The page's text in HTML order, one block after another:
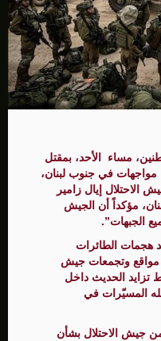
مساء الأحد، بمقتل
مواجهات في جنوب لبنان،
إيال زامير
مؤكداً أن الجيش
الجبهات”.
هجمات الطائرات
مواقع وتجمعات جيش
تزايد الحديث داخل
المسيّرات في
جيش الاحتلال بشأن